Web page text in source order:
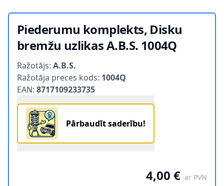
Piederumu komplekts, Disku
bremžu uzlikas A.B.S. 1004Q
Product information
Ražotājs: A.B.S.
Ražotāja preces kods: 1004Q
EAN: 8717109233735
Pārbaudīt saderību!
4,00 € ar PVN